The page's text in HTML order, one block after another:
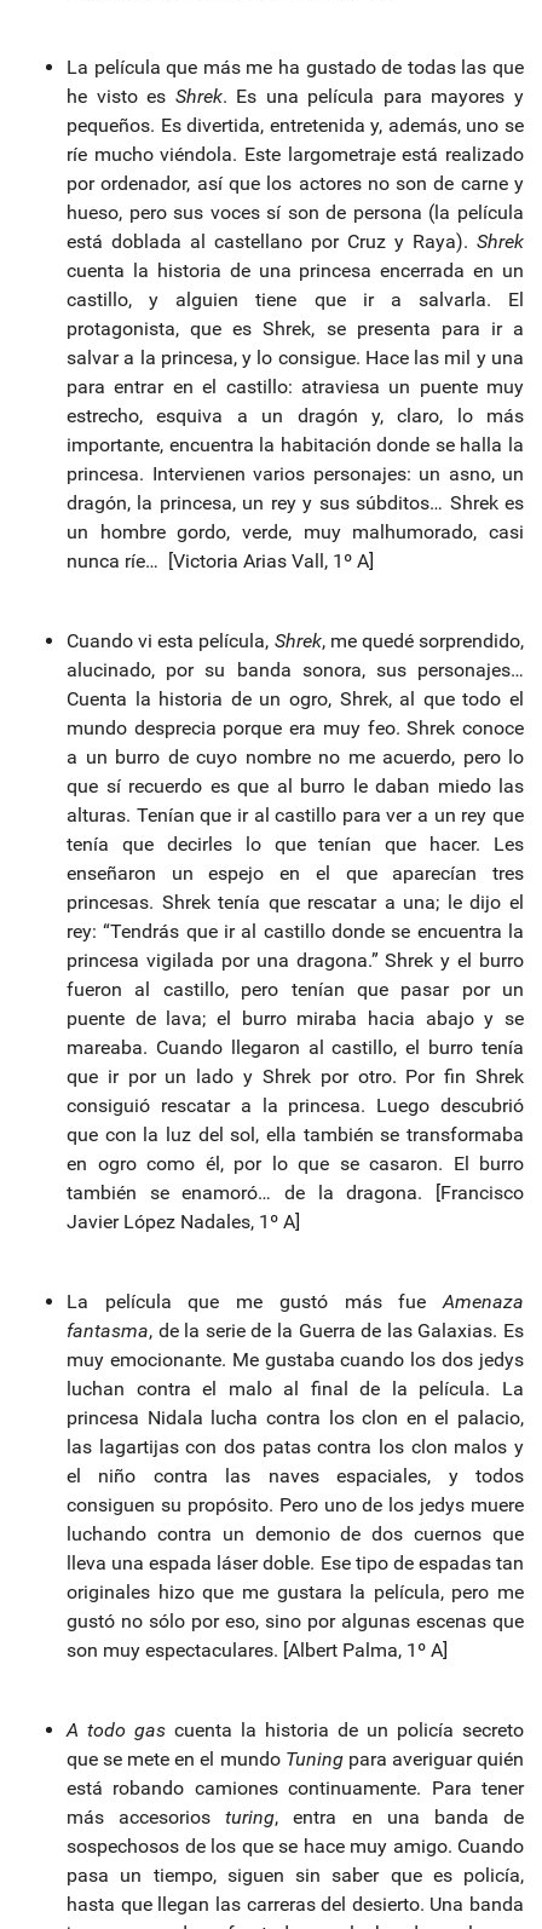
La película que más me ha gustado de todas las que
he visto es Shrek. Es una película para mayores y
pequeños. Es divertida, entretenida y, además, uno se
ríe mucho viéndola. Este largometraje está realizado
por ordenador, así que los actores no son de carne y
hueso, pero sus voces sí son de persona (la película
está doblada al castellano por Cruz y Raya). Shrek
cuenta la historia de una princesa encerrada en un
castillo, y alguien tiene que ir a salvarla. El
protagonista, que es Shrek, se presenta para ir a
salvar a la princesa, y lo consigue. Hace las mil y una
para entrar en el castillo: atraviesa un puente muy
estrecho, esquiva a un dragón y, claro, lo más
importante, encuentra la habitación donde se halla la
princesa. Intervienen varios personajes: un asno, un
dragón, la princesa, un rey y sus súbditos… Shrek es
un hombre gordo, verde, muy malhumorado, casi
nunca ríe… [Victoria Arias Vall, 1º A]
Cuando vi esta película, Shrek, me quedé sorprendido,
alucinado, por su banda sonora, sus personajes…
Cuenta la historia de un ogro, Shrek, al que todo el
mundo desprecia porque era muy feo. Shrek conoce
a un burro de cuyo nombre no me acuerdo, pero lo
que sí recuerdo es que al burro le daban miedo las
alturas. Tenían que ir al castillo para ver a un rey que
tenía que decirles lo que tenían que hacer. Les
enseñaron un espejo en el que aparecían tres
princesas. Shrek tenía que rescatar a una; le dijo el
rey: “Tendrás que ir al castillo donde se encuentra la
princesa vigilada por una dragona.” Shrek y el burro
fueron al castillo, pero tenían que pasar por un
puente de lava; el burro miraba hacia abajo y se
mareaba. Cuando llegaron al castillo, el burro tenía
que ir por un lado y Shrek por otro. Por fin Shrek
consiguió rescatar a la princesa. Luego descubrió
que con la luz del sol, ella también se transformaba
en ogro como él, por lo que se casaron. El burro
también se enamoró… de la dragona. [Francisco
Javier López Nadales, 1º A]
La película que me gustó más fueAmenaza
fantasma, de la serie de la Guerra de las Galaxias. Es
muy emocionante. Me gustaba cuando los dos jedys
luchan contra el malo al final de la película. La
princesa Nidala lucha contra los clon en el palacio,
las lagartijas con dos patas contra los clon malos y
el niño contra las naves espaciales, y todos
consiguen su propósito. Pero uno de los jedys muere
luchando contra un demonio de dos cuernos que
lleva una espada láser doble. Ese tipo de espadas tan
originales hizo que me gustara la película, pero me
gustó no sólo por eso, sino por algunas escenas que
son muy espectaculares. [Albert Palma, 1º A]
A todo gas cuenta la historia de un policía secreto
que se mete en el mundo Tuningpara averiguar quién
está robando camiones continuamente. Para tener
más accesoriosturing, entra en una banda de
sospechosos de los que se hace muy amigo. Cuando
pasa un tiempo, siguen sin saber que es policía,
hasta que llegan las carreras del desierto. Una banda